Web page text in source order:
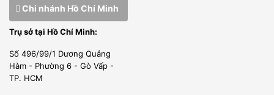
Không nên để máy nơi ẩm thấp hoặc ánh nắng chiều trực
tiếp vào làm giảm tuổi thọ máy.
Chi nhánh Hồ Chí Minh
Trụ sở tại Hồ Chí Minh:
Số 496/99/1 Dương Quảng
Hàm - Phường 6 - Gò Vấp -
TP. HCM